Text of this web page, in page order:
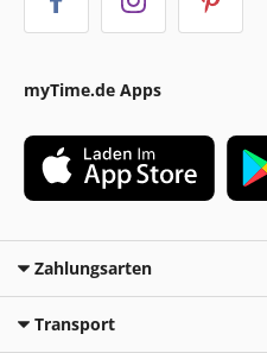
myTime.de Apps
Zahlungsarten
Transport